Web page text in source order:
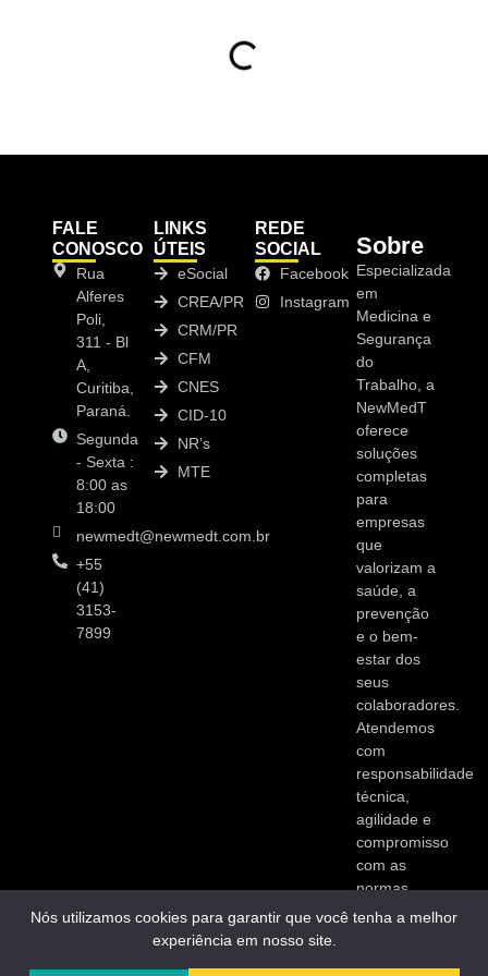
FALE
CONOSCO
Rua
Alferes
Poli,
311 - Bl
A,
Curitiba,
Paraná.
Segunda
- Sexta :
8:00 as
18:00
newmedt@newmedt.com.br
+55
(41)
3153-
7899
LINKS
ÚTEIS
eSocial
CREA/PR
CRM/PR
CFM
CNES
CID-10
NR’s
MTE
REDE
SOCIAL
Facebook
Instagram
Sobre
Especializada
em
Medicina e
Segurança
do
Trabalho, a
NewMedT
oferece
soluções
completas
para
empresas
que
valorizam a
saúde, a
prevenção
e o bem-
estar dos
seus
colaboradores.
Atendemos
com
responsabilidade
técnica,
agilidade e
compromisso
com as
normas
vigentes.
Nós utilizamos cookies para garantir que você tenha a melhor
experiência em nosso site.